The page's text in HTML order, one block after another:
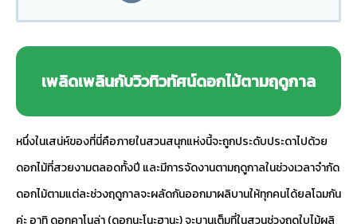
เพลิดเพลินกับวิวทิวทัศน์ดอกไม้ตามฤดูกาล
หนึ่งในเสน่ห์ของที่นี่คือภายในสวนสนุกแห่งนี้จะถูกประดับประดาไปด้วย
ดอกไม้ที่สวยงามตลอดทั้งปี และมีการจัดงานตามฤดูกาลในช่วงเวลาจำกัด
ดอกไม้ตามแต่ละช่วงฤดูกาลจะผลัดกันออกมาผลิบานให้ทุกคนได้ยลโฉมกัน